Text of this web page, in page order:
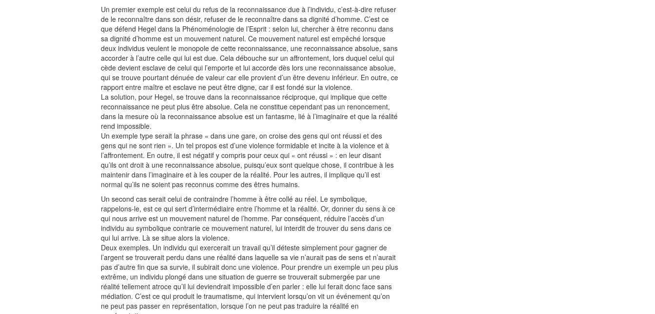
Un premier exemple est celui du refus de la reconnaissance due à l’individu, c’est-à-dire refuser
de le reconnaître dans son désir, refuser de le reconnaître dans sa dignité d’homme. C’est ce
que défend Hegel dans la Phénoménologie de l’Esprit : selon lui, chercher à être reconnu dans
sa dignité d’homme est un mouvement naturel. Ce mouvement naturel est empêché lorsque
deux individus veulent le monopole de cette reconnaissance, une reconnaissance absolue, sans
accorder à l’autre celle qui lui est due. Cela débouche sur un affrontement, lors duquel celui qui
cède devient esclave de celui qui l’emporte et lui accorde dès lors une reconnaissance absolue,
qui se trouve pourtant dénuée de valeur car elle provient d’un être devenu inférieur. En outre, ce
rapport entre maître et esclave ne peut être digne, car il est fondé sur la violence.
La solution, pour Hegel, se trouve dans la reconnaissance réciproque, qui implique que cette
reconnaissance ne peut plus être absolue. Cela ne constitue cependant pas un renoncement,
dans la mesure où la reconnaissance absolue est un fantasme, lié à l’imaginaire et que la réalité
rend impossible.
Un exemple type serait la phrase « dans une gare, on croise des gens qui ont réussi et des
gens qui ne sont rien ». Un tel propos est d’une violence formidable et incite à la violence et à
l’affrontement. En outre, il est négatif y compris pour ceux qui « ont réussi » : en leur disant
qu’ils ont droit à une reconnaissance absolue, puisqu’eux sont quelque chose, il contribue à les
maintenir dans l’imaginaire et à les couper de la réalité. Pour les autres, il implique qu’il est
normal qu’ils ne soient pas reconnus comme des êtres humains.
Un second cas serait celui de contraindre l’homme à être collé au réel. Le symbolique,
rappelons-le, est ce qui sert d’intermédiaire entre l’homme et la réalité. Or, donner du sens à ce
qui nous arrive est un mouvement naturel de l’homme. Par conséquent, réduire l’accès d’un
individu au symbolique contrarie ce mouvement naturel, lui interdit de trouver du sens dans ce
qui lui arrive. Là se situe alors la violence.
Deux exemples. Un individu qui exercerait un travail qu’il déteste simplement pour gagner de
l’argent se trouverait perdu dans une réalité dans laquelle sa vie n’aurait pas de sens et n’aurait
pas d’autre fin que sa survie, il subirait donc une violence. Pour prendre un exemple un peu plus
extrême, un individu plongé dans une situation de guerre se trouverait submergée par une
réalité tellement atroce qu’il lui deviendrait impossible d’en parler : elle lui ferait donc face sans
médiation. C’est ce qui produit le traumatisme, qui intervient lorsqu’on vit un événement qu’on
ne peut pas passer en représentation, lorsque l’on ne peut pas traduire la réalité en